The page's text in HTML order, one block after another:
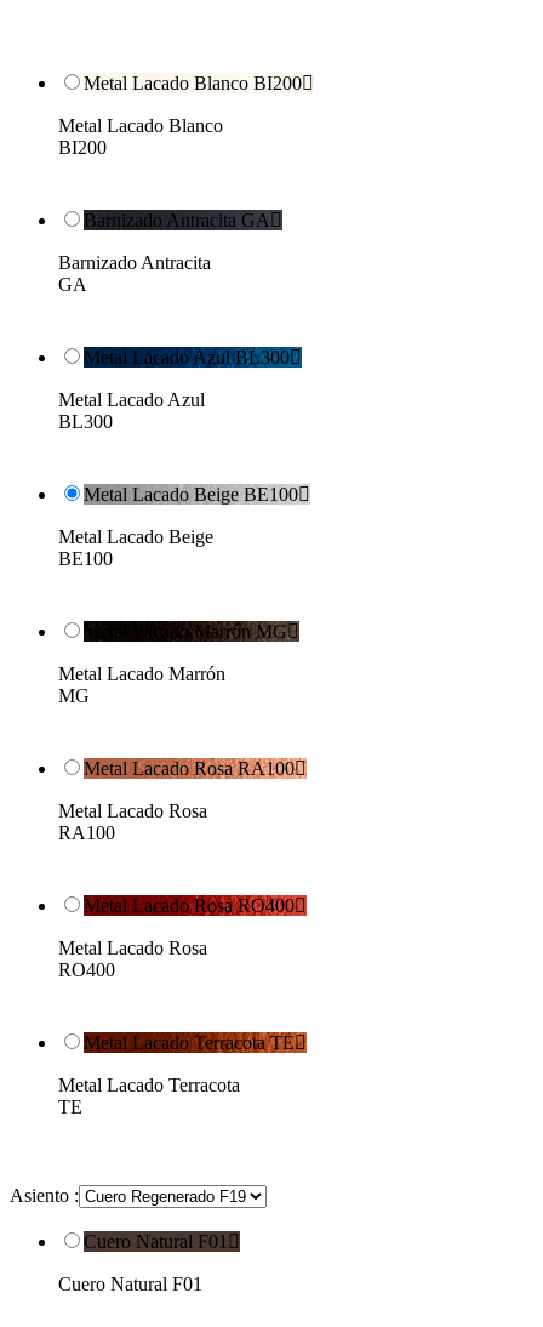
Metal Lacado Blanco BI200
Metal Lacado Blanco
BI200
Barnizado Antracita GA 
Barnizado Antracita
GA
Metal Lacado Azul BL300
Metal Lacado Azul
BL300
Metal Lacado Beige BE100
Metal Lacado Beige
BE100
Metal Lacado Marrón MG
Metal Lacado Marrón
MG
Metal Lacado Rosa RA100
Metal Lacado Rosa
RA100
Metal Lacado Rosa RO400
Metal Lacado Rosa
RO400
Metal Lacado Terracota TE
Metal Lacado Terracota
TE
Asiento :
Cuero Natural F01 
Cuero Natural F01